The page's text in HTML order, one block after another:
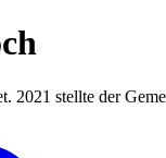
2021 stellte der